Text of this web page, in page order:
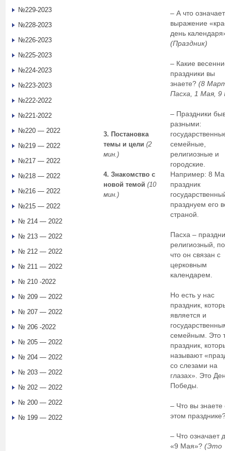
3. Постановка
темы и цели (2
мин.)
4. Знакомство с
новой темой (10
мин.)
– А что означает
выражение
день
(Праздник)
– Какие
праздники вы
знаете? (8
Пасха, 1 Мая, 9
– Праздники
разными:
семейные,
религиозные и
городские.
Например: 8
праздник
празднуем его
страной.
Пасха –
религиозный,
что он связан с
церковным
календарем.
Но есть у нас
праздник,
является и
семейным. Это
праздник,
называют
со слезами на
глазах». Это
Победы.
– Что вы знаете
этом
– Что означает
«9 Мая»? (Это
№229-2023
№228-2023
№226-2023
№225-2023
№224-2023
№223-2023
№222-2022
№221-2022
№220 — 2022
№219 — 2022
№217 — 2022
№218 — 2022
№216 — 2022
№215 — 2022
№ 214 — 2022
№ 213 — 2022
№ 212 — 2022
№ 211 — 2022
№ 210 -2022
№ 209 — 2022
№ 207 — 2022
№ 206 -2022
№ 205 — 2022
№ 204 — 2022
№ 203 — 2022
№ 202 — 2022
№ 200 — 2022
№ 199 — 2022